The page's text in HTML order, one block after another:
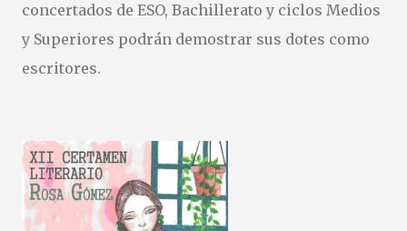
concertados de ESO, Bachillerato y ciclos Medios
y Superiores podrán demostrar sus dotes como
escritores.